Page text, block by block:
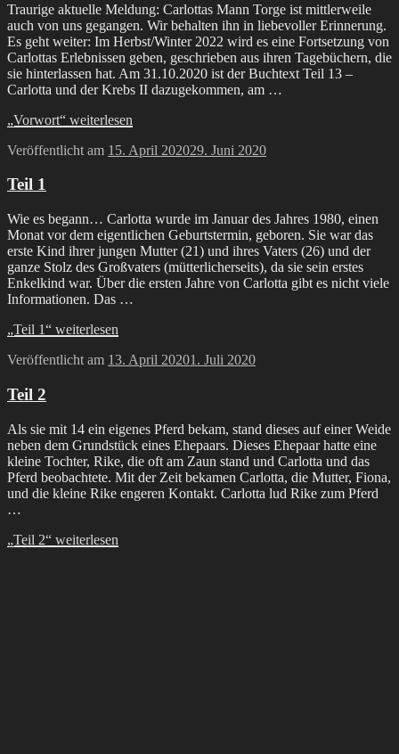
Traurige aktuelle Meldung: Carlottas Mann Torge ist mittlerweile
auch von uns gegangen. Wir behalten ihn in liebevoller Erinnerung.
Es geht weiter: Im Herbst/Winter 2022 wird es eine Fortsetzung von
Carlottas Erlebnissen geben, geschrieben aus ihren Tagebüchern, die
sie hinterlassen hat. Am 31.10.2020 ist der Buchtext Teil 13 –
Carlotta und der Krebs II dazugekommen, am …
„Vorwort“ weiterlesen
Veröffentlicht am 15. April 202029. Juni 2020
Teil 1
Wie es begann… Carlotta wurde im Januar des Jahres 1980, einen
Monat vor dem eigentlichen Geburtstermin, geboren. Sie war das
erste Kind ihrer jungen Mutter (21) und ihres Vaters (26) und der
ganze Stolz des Großvaters (mütterlicherseits), da sie sein erstes
Enkelkind war. Über die ersten Jahre von Carlotta gibt es nicht viele
Informationen. Das …
„Teil 1“ weiterlesen
Veröffentlicht am 13. April 20201. Juli 2020
Teil 2
Als sie mit 14 ein eigenes Pferd bekam, stand dieses auf einer Weide
neben dem Grundstück eines Ehepaars. Dieses Ehepaar hatte eine
kleine Tochter, Rike, die oft am Zaun stand und Carlotta und das
Pferd beobachtete. Mit der Zeit bekamen Carlotta, die Mutter, Fiona,
und die kleine Rike engeren Kontakt. Carlotta lud Rike zum Pferd
…
„Teil 2“ weiterlesen